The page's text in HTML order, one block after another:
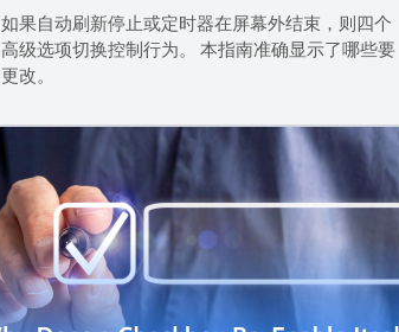
如果自动刷新停止或定时器在屏幕外结束，则四个
高级选项切换控制行为。 本指南准确显示了哪些要
更改。